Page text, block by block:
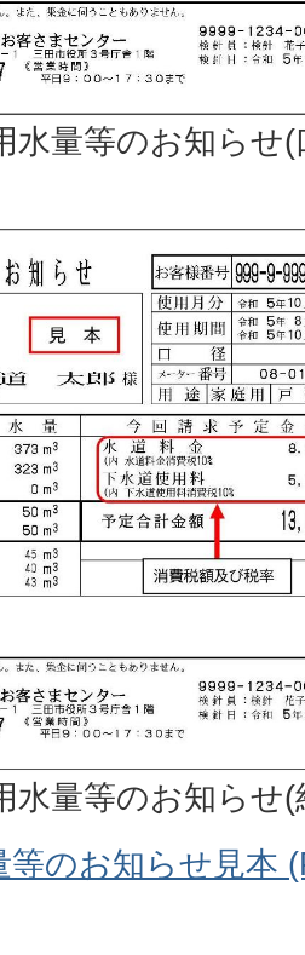
水量等のお知らせ(
水量等のお知らせ
等のお知らせ見本